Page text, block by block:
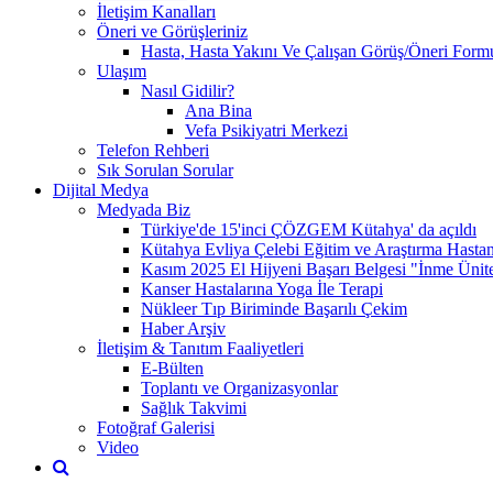
İletişim Kanalları
Öneri ve Görüşleriniz
Hasta, Hasta Yakını Ve Çalışan Görüş/Öneri
Ulaşım
Nasıl Gidilir?
Ana Bina
Vefa Psikiyatri Merkezi
Telefon Rehberi
Sık Sorulan Sorular
Dijital Medya
Medyada Biz
Türkiye'de 15'inci ÇÖZGEM Kütahya' da açıldı
Kütahya Evliya Çelebi Eğitim ve Araştırma
Kasım 2025 El Hijyeni Başarı Belgesi "İnme
Kanser Hastalarına Yoga İle Terapi
Nükleer Tıp Biriminde Başarılı Çekim
Haber Arşiv
İletişim & Tanıtım Faaliyetleri
E-Bülten
Toplantı ve Organizasyonlar
Sağlık Takvimi
Fotoğraf Galerisi
Video